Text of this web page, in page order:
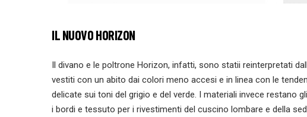
IL NUOVO HORIZON
Il divano e le poltrone Horizon, infatti, sono statii reinterpretati
vestiti con un abito dai colori meno accesi e in linea con le
delicate sui toni del grigio e del verde. I materiali invece restano
i bordi e tessuto per i rivestimenti del cuscino lombare e della